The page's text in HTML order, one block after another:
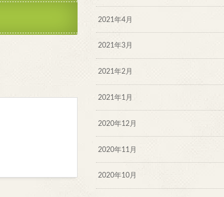
2021年4月
2021年3月
2021年2月
2021年1月
2020年12月
2020年11月
2020年10月